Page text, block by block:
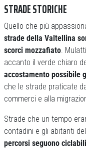
STRADE STORICHE
Quello che più
strade della Valtellina
scorci mozzafiato.
accanto il verde chiaro
accostamento possibile
che le strade praticate
commerci e alla
Strade che un tempo
contadini e gli abitanti
percorsi seguono